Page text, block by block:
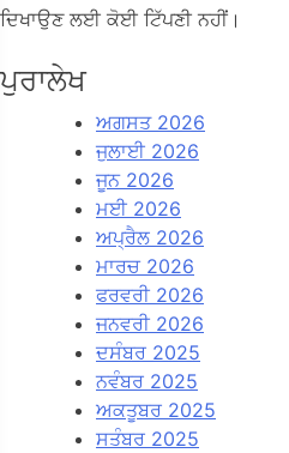
ਦਿਖਾਉਣ ਲਈ ਕੋਈ ਟਿੱਪਣੀ ਨਹੀਂ।
ਪੁਰਾਲੇਖ
ਅਗਸਤ 2026
ਜੁਲਾਈ 2026
ਜੂਨ 2026
ਮਈ 2026
ਅਪ੍ਰੈਲ 2026
ਮਾਰਚ 2026
ਫਰਵਰੀ 2026
ਜਨਵਰੀ 2026
ਦਸੰਬਰ 2025
ਨਵੰਬਰ 2025
ਅਕਤੂਬਰ 2025
ਸਤੰਬਰ 2025